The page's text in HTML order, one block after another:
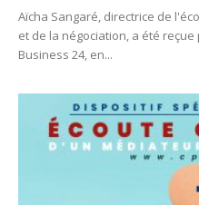
Aïcha Sangaré, directrice de
et de la négociation, a été
Business 24, en...